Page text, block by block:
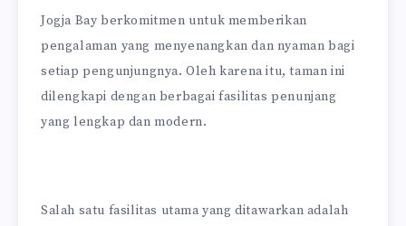
Jogja Bay berkomitmen untuk memberikan
pengalaman yang menyenangkan dan nyaman bagi
setiap pengunjungnya. Oleh karena itu, taman ini
dilengkapi dengan berbagai fasilitas penunjang
yang lengkap dan modern.
Salah satu fasilitas utama yang ditawarkan adalah